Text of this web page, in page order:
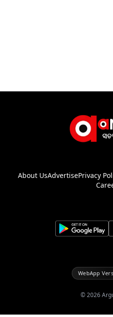
About UsAdvertisePrivacy
WebApp
©2026